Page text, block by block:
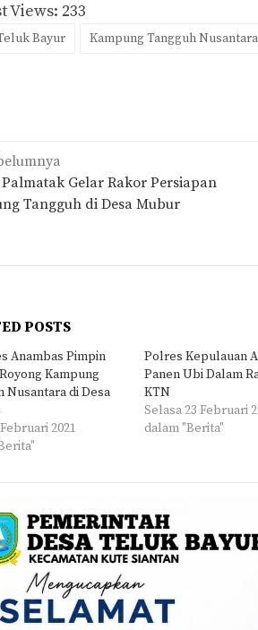
Views: 233
Bayur Kampung Tangguh Nusantara
Gelar Rakor Persiapan
Tangguh di Desa Mubur
POSTS
Anambas Pimpin
Kampung
Nusantara di Desa
2021
Polres Kepulauan
Panen Ubi Dalam
KTN
Selasa 23 Februari
dalam "Berita"